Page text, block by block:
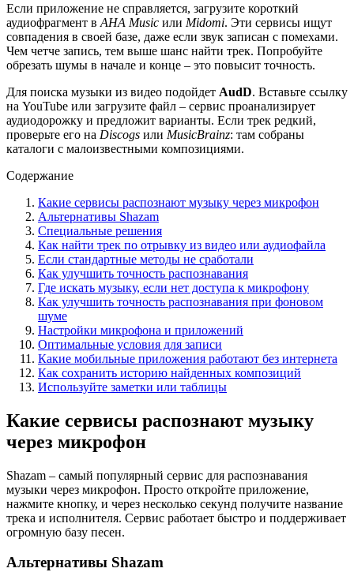
Если приложение не справляется, загрузите короткий
аудиофрагмент в AHA Music или Midomi. Эти сервисы ищут
совпадения в своей базе, даже если звук записан с помехами.
Чем четче запись, тем выше шанс найти трек. Попробуйте
обрезать шумы в начале и конце – это повысит точность.
Для поиска музыки из видео подойдет AudD. Вставьте ссылку
на YouTube или загрузите файл – сервис проанализирует
аудиодорожку и предложит варианты. Если трек редкий,
проверьте его на Discogs или MusicBrainz: там собраны
каталоги с малоизвестными композициями.
Содержание
Какие сервисы распознают музыку через микрофон
Альтернативы Shazam
Специальные решения
Как найти трек по отрывку из видео или аудиофайла
Если стандартные методы не сработали
Как улучшить точность распознавания
Где искать музыку, если нет доступа к микрофону
Как улучшить точность распознавания при фоновом
шуме
Настройки микрофона и приложений
Оптимальные условия для записи
Какие мобильные приложения работают без интернета
Как сохранить историю найденных композиций
Используйте заметки или таблицы
Какие сервисы распознают музыку
через микрофон
Shazam – самый популярный сервис для распознавания
музыки через микрофон. Просто откройте приложение,
нажмите кнопку, и через несколько секунд получите название
трека и исполнителя. Сервис работает быстро и поддерживает
огромную базу песен.
Альтернативы Shazam